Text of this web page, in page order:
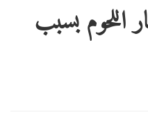
اللحوم بسبب